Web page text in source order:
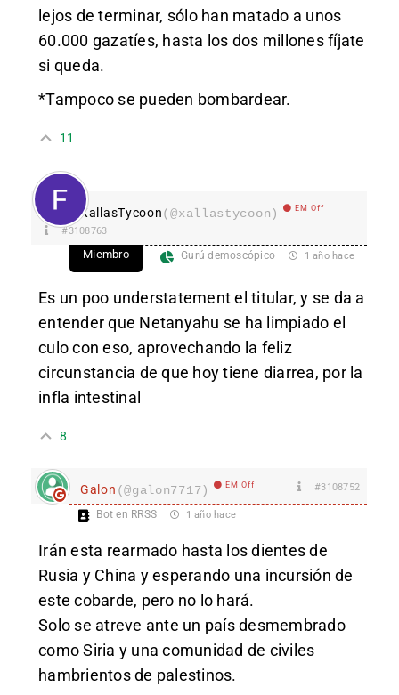
lejos de terminar, sólo han matado a unos
60.000 gazatíes, hasta los dos millones fíjate
si queda.
*Tampoco se pueden bombardear.
11
XallasTycoon(@xallastycoon) EM Off
#3108763
Miembro Gurú demoscópico 1 año hace
Es un poo understatement el titular, y se da a
entender que Netanyahu se ha limpiado el
culo con eso, aprovechando la feliz
circunstancia de que hoy tiene diarrea, por la
infla intestinal
8
Galon (@galon7717) EM Off #3108752
Bot en RRSS 1 año hace
Irán esta rearmado hasta los dientes de
Rusia y China y esperando una incursión de
este cobarde, pero no lo hará.
Solo se atreve ante un país desmembrado
como Siria y una comunidad de civiles
hambrientos de palestinos.